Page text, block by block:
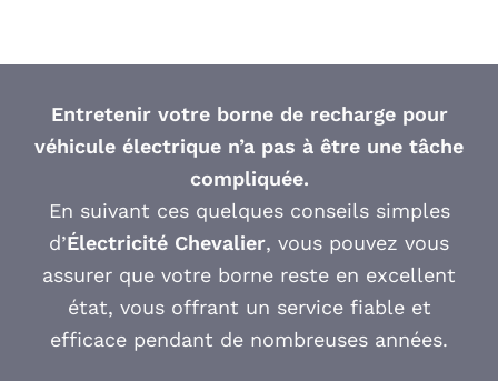
Entretenir votre borne de recharge pour
véhicule électrique n’a pas à être une tâche
compliquée.
En suivant ces quelques conseils simples
d’Électricité Chevalier, vous pouvez vous
assurer que votre borne reste en excellent
état, vous offrant un service fiable et
efficace pendant de nombreuses années.